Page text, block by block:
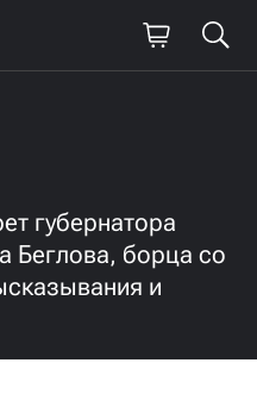
губернатора
Беглова, борца со
и
Разово
1000